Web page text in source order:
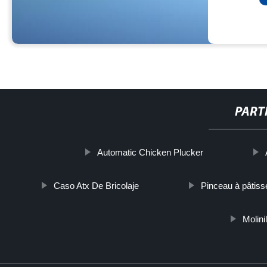
Automatic Chicken Plucker
Caso Atx De Bricolaje Pinceau à